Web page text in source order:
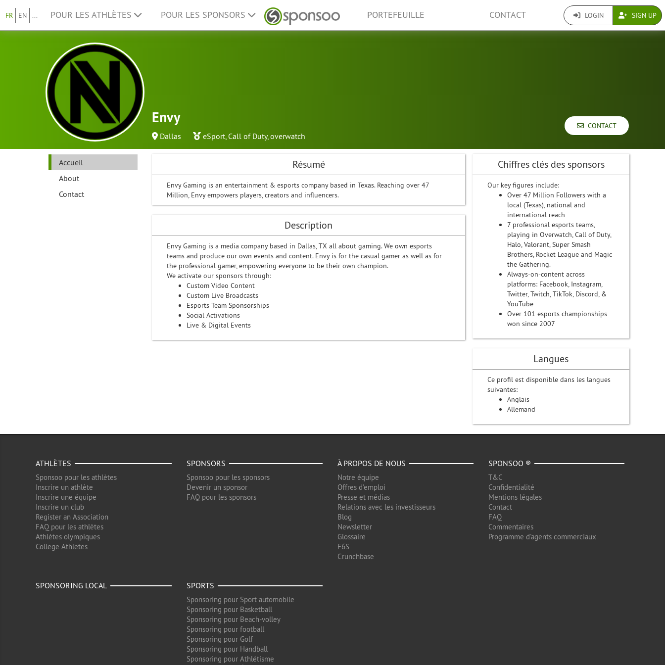
FR EN ... POUR LES ATHLÈTES POUR LES SPONSORS PORTEFEUILLE CONTACT LOGIN SIGN UP
Envy
Dallas eSport, Call of Duty,overwatch
CONTACT
Accueil
About
Contact
Résumé
Envy Gaming is an entertainment & esports company based in Texas. Reaching over 47
Million, Envy empowers players, creators and influencers.
Description
Envy Gaming is a media company based in Dallas, TX all about gaming. We own esports
teams and produce our own events and content. Envy is for the casual gamer as well as for
the professional gamer, empowering everyone to be their own champion.
We activate our sponsors through:
Custom Video Content
Custom Live Broadcasts
Esports Team Sponsorships
Social Activations
Live & Digital Events
Chiffres clés des sponsors
Our key figures include:
Over 47 Million Followers with a
local (Texas), national and
international reach
7 professional esports teams,
playing in Overwatch, Call of Duty,
Halo, Valorant, Super Smash
Brothers, Rocket League and Magic
the Gathering.
Always-on-content across
platforms: Facebook, Instagram,
Twitter, Twitch, TikTok, Discord, &
YouTube
Over 101 esports championships
won since 2007
Langues
Ce profil est disponible dans les langues
suivantes:
Anglais
Allemand
ATHLÈTES
Sponsoo pour les athlètes
Inscrire un athlète
Inscrire une équipe
Inscrire un club
Register an Association
FAQ pour les athlètes
Athlètes olympiques
College Athletes
SPONSORS
Sponsoo pour les sponsors
Devenir un sponsor
FAQ pour les sponsors
À PROPOS DE NOUS
Notre équipe
Offres d'emploi
Presse et médias
Relations avec les investisseurs
Blog
Newsletter
Glossaire
F6S
Crunchbase
SPONSOO ®
T&C
Confidentialité
Mentions légales
Contact
FAQ
Commentaires
Programme d'agents commerciaux
SPONSORING LOCAL SPORTS
Sponsoring pour Sport automobile
Sponsoring pour Basketball
Sponsoring pour Beach-volley
Sponsoring pour football
Sponsoring pour Golf
Sponsoring pour Handball
Sponsoring pour Athlétisme